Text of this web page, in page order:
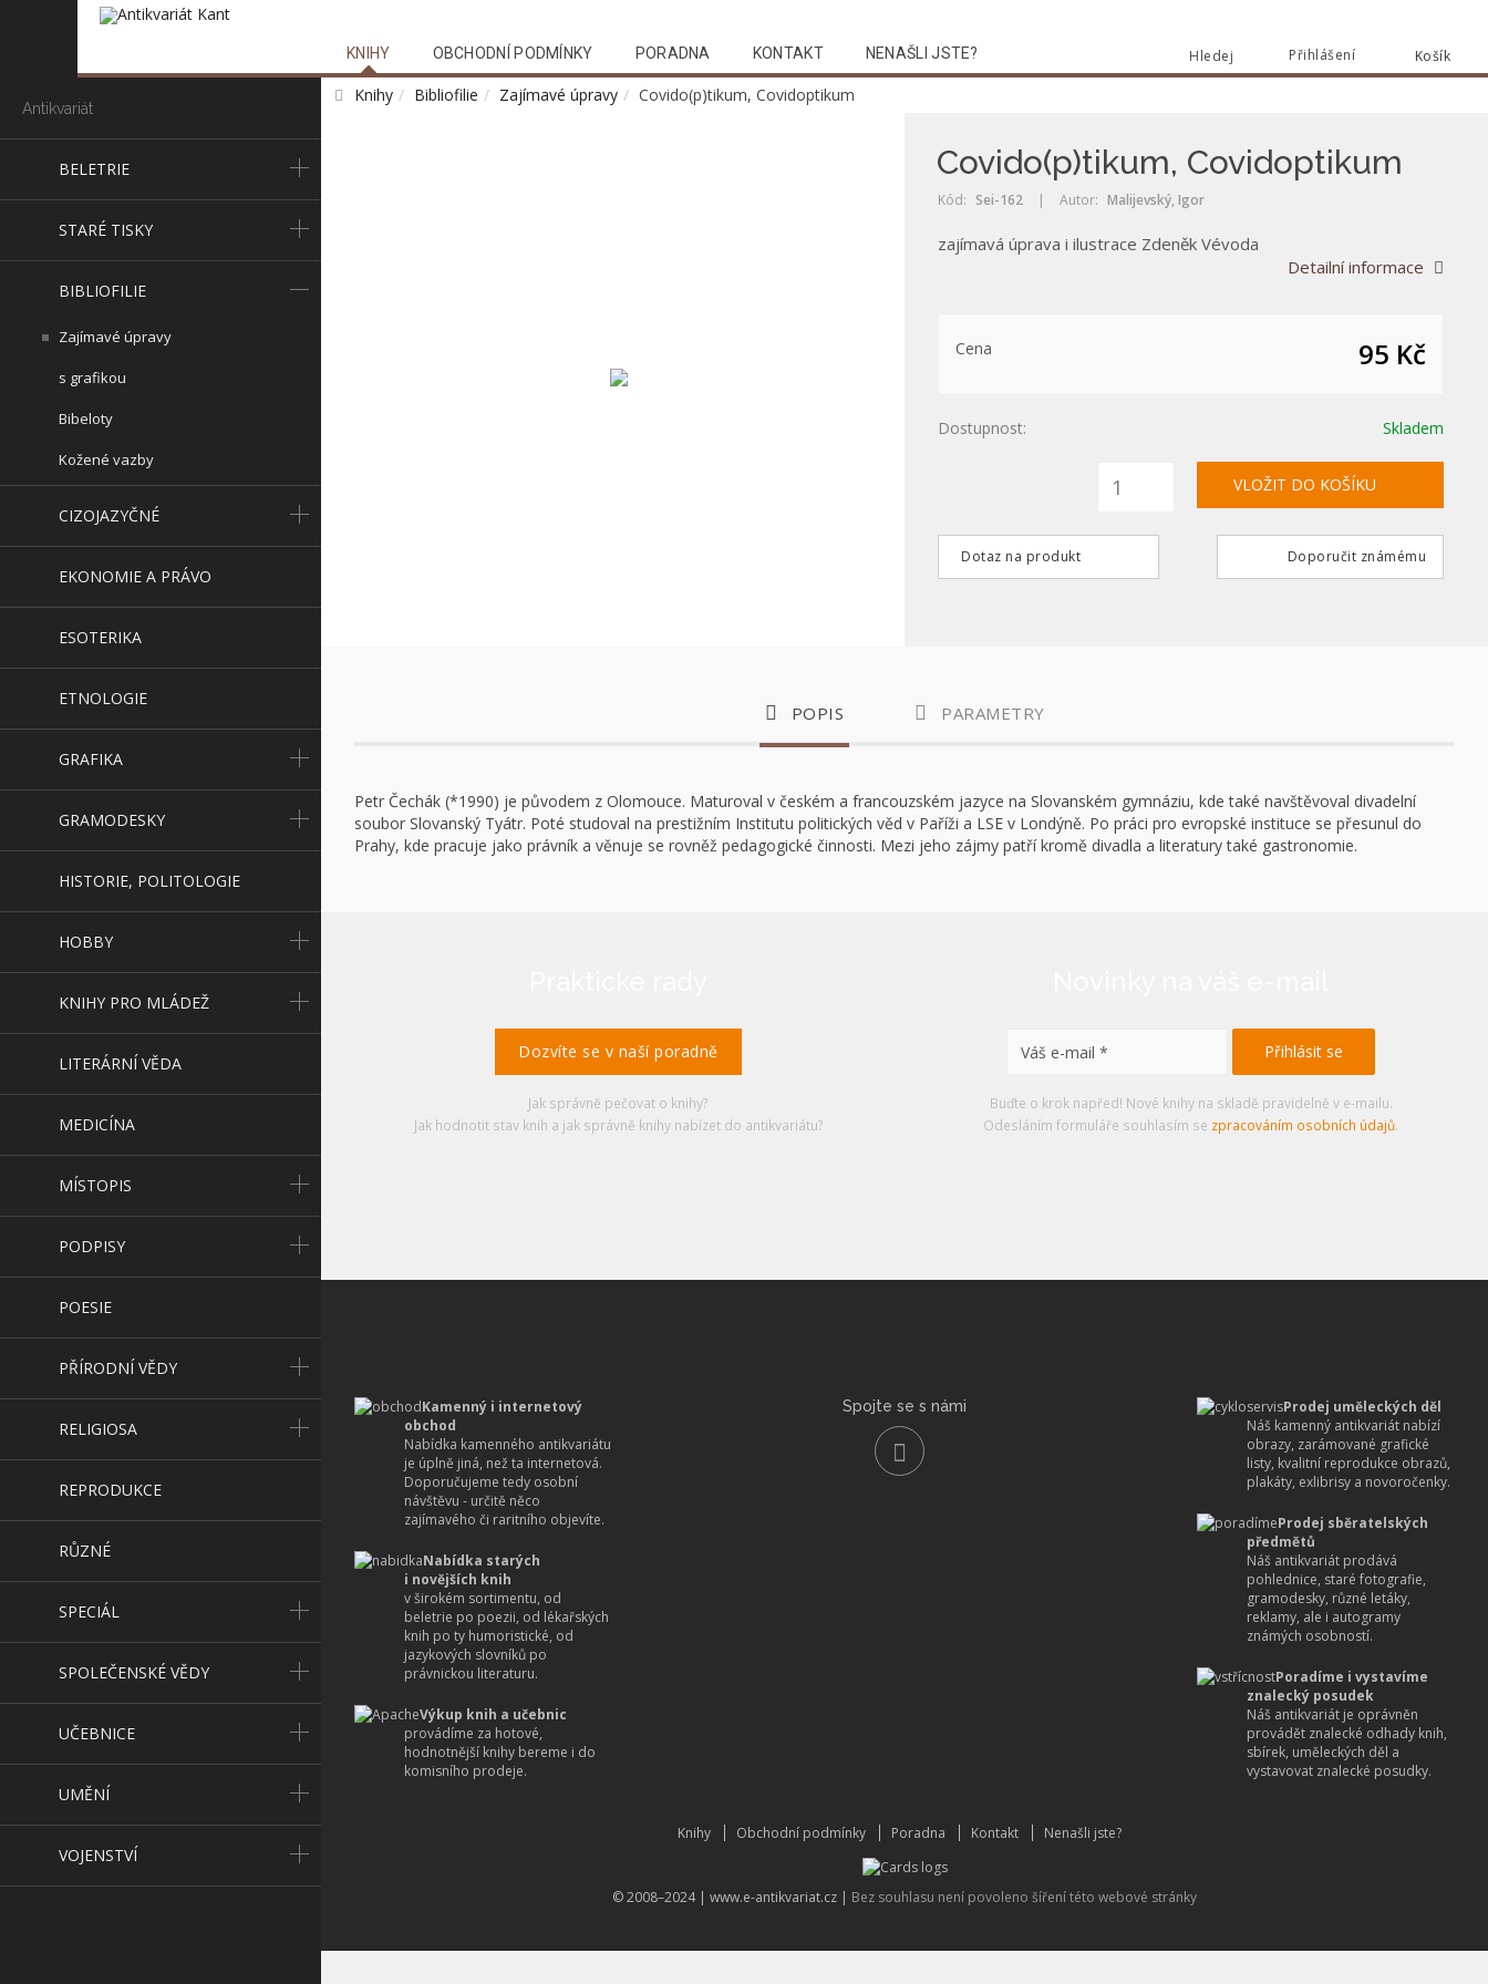
Košík
Přihlášení
Hledej
KNIHY OBCHODNÍ PODMÍNKY PORADNA KONTAKT NENAŠLI JSTE?
Antikvariát
BELETRIE
STARÉ TISKY
BIBLIOFILIE
Zajímavé úpravy
s grafikou
Bibeloty
Kožené vazby
CIZOJAZYČNÉ
EKONOMIE A PRÁVO
ESOTERIKA
ETNOLOGIE
GRAFIKA
GRAMODESKY
HISTORIE, POLITOLOGIE
HOBBY
KNIHY PRO MLÁDEŽ
LITERÁRNÍ VĚDA
MEDICÍNA
MÍSTOPIS
PODPISY
POESIE
PŘÍRODNÍ VĚDY
RELIGIOSA
REPRODUKCE
RŮZNÉ
SPECIÁL
SPOLEČENSKÉ VĚDY
UČEBNICE
UMĚNÍ
VOJENSTVÍ
Knihy Bibliofilie Zajímavé úpravy Covido(p)tikum, Covidoptikum
Covido(p)tikum, Covidoptikum
Kód: Sei-162 | Autor: Malijevský, Igor
zajímavá úprava i ilustrace Zdeněk Vévoda
Detailní informace
Cena 95 Kč
Dostupnost: Skladem
Dotaz na produkt Doporučit známému
POPIS PARAMETRY
Petr Čechák (*1990) je původem z Olomouce. Maturoval v českém a francouzském jazyce na Slovanském gymnáziu, kde také navštěvoval divadelní
soubor Slovanský Tyátr. Poté studoval na prestižním Institutu politických věd v Paříži a LSE v Londýně. Po práci pro evropské instituce se přesunul do
Prahy, kde pracuje jako právník a věnuje se rovněž pedagogické činnosti. Mezi jeho zájmy patří kromě divadla a literatury také gastronomie.
Dozvíte se v naší poradně
Jak správně pečovat o knihy?
Jak hodnotit stav knih a jak správně knihy nabízet do antikvariátu?
Buďte o krok napřed! Nové knihy na skladě pravidelně v e-mailu.
Odesláním formuláře souhlasím se zpracováním osobních údajů.
Kamenný i internetový
obchod
Nabídka kamenného antikvariátu
je úplně jiná, než ta internetová.
Doporučujeme tedy osobní
návštěvu - určitě něco
zajímavého či raritního objevíte.
Nabídka starých
i novějších knih
v širokém sortimentu, od
beletrie po poezii, od lékařských
knih po ty humoristické, od
jazykových slovníků po
právnickou literaturu.
Výkup knih a učebnic
provádíme za hotové,
hodnotnější knihy bereme i do
komisního prodeje.
Prodej uměleckých děl
Náš kamenný antikvariát nabízí
obrazy, zarámované grafické
listy, kvalitní reprodukce obrazů,
plakáty, exlibrisy a novoročenky.
Prodej sběratelských
předmětů
Náš antikvariát prodává
pohlednice, staré fotografie,
gramodesky, různé letáky,
reklamy, ale i autogramy
známých osobností.
Poradíme i vystavíme
znalecký posudek
Náš antikvariát je oprávněn
provádět znalecké odhady knih,
sbírek, uměleckých děl a
vystavovat znalecké posudky.
Spojte se s námi
Knihy Obchodní podmínky Poradna Kontakt Nenašli jste?
© 2008–2024 | www.e-antikvariat.cz | Bez souhlasu není povoleno šíření této webové stránky